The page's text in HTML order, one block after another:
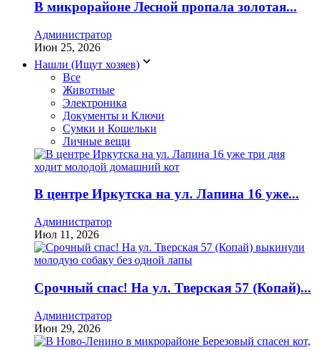
В микрорайоне Лесной пропала золотая...
Администратор
Июн 25, 2026
Нашли (Ищут хозяев)
Все
Животные
Электроника
Документы и Ключи
Сумки и Кошельки
Личные вещи
В центре Иркутска на ул. Лапина 16 уже...
Администратор
Июл 11, 2026
Срочный спас! На ул. Тверская 57 (Копай)...
Администратор
Июн 29, 2026